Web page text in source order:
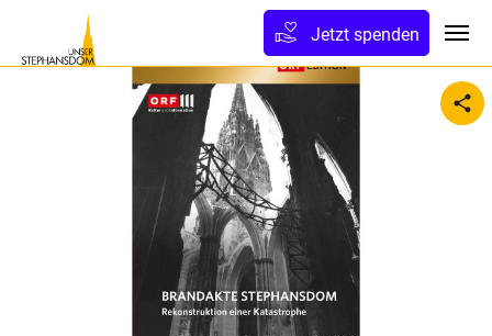
springen
Jetzt spenden